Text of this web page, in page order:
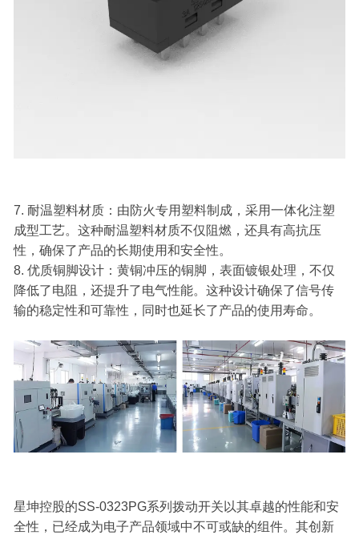
7. 耐温塑料材质：由防火专用塑料制成，采用一体化注塑
成型工艺。这种耐温塑料材质不仅阻燃，还具有高抗压
性，确保了产品的长期使用和安全性。
8. 优质铜脚设计：黄铜冲压的铜脚，表面镀银处理，不仅
降低了电阻，还提升了电气性能。这种设计确保了信号传
输的稳定性和可靠性，同时也延长了产品的使用寿命。
星坤控股的SS-0323PG系列拨动开关以其卓越的性能和安
全性，已经成为电子产品领域中不可或缺的组件。其创新